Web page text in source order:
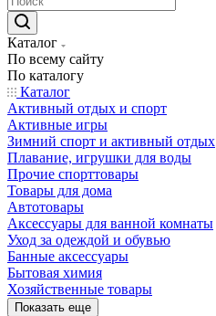
Каталог
По всему сайту
По каталогу
Каталог
Активный отдых и спорт
Активные игры
Зимний спорт и активный отдых
Плавание, игрушки для воды
Прочие спорттовары
Товары для дома
Автотовары
Аксессуары для ванной комнаты
Уход за одеждой и обувью
Банные аксессуары
Бытовая химия
Хозяйственные товары
Показать еще